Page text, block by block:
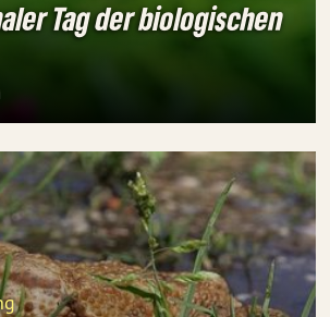
Tag der biologischen